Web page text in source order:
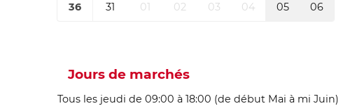
36 31 01 02 03 04 05 06
Jours de marchés
Tous les jeudi de 09:00 à 18:00 (de début Mai à mi Juin)